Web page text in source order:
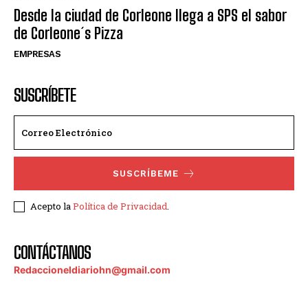
Desde la ciudad de Corleone llega a SPS el sabor
de Corleone´s Pizza
EMPRESAS
SUSCRÍBETE
SUSCRÍBEME
Acepto laPolítica de Privacidad.
CONTÁCTANOS
Redaccioneldiariohn@gmail.com